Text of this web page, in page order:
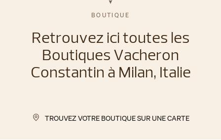
BOUTIQUE
Retrouvez ici toutes les
Boutiques Vacheron
Constantin à Milan, Italie
TROUVEZ VOTRE BOUTIQUE SUR UNE CARTE